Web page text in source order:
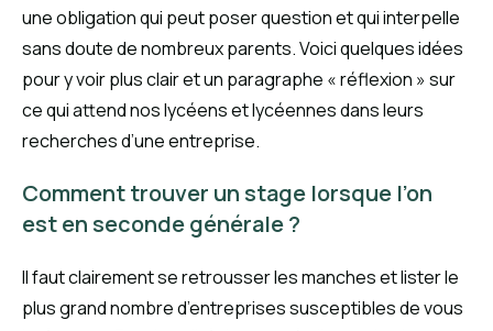
une obligation qui peut poser question et qui interpelle
sans doute de nombreux parents. Voici quelques idées
pour y voir plus clair et un paragraphe « réflexion » sur
ce qui attend nos lycéens et lycéennes dans leurs
recherches d’une entreprise.
Comment trouver un stage lorsque l’on
est en seconde générale ?
Il faut clairement se retrousser les manches et lister le
plus grand nombre d’entreprises susceptibles de vous